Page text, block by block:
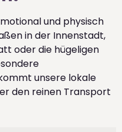
und physisch
in der Innenstadt,
oder die hügeligen
unsere lokale
den reinen Transport